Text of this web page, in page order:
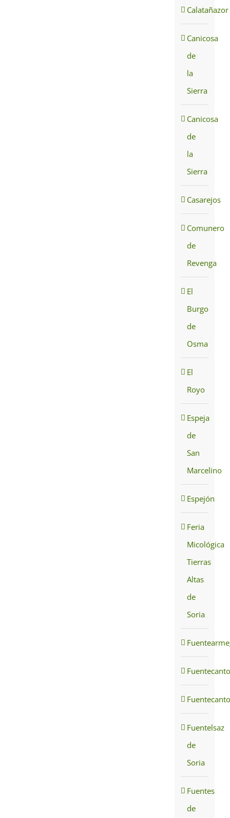
Calatañazor
Canicosa
de
la
Sierra
Canicosa
de
la
Sierra
Casarejos
Comunero
de
Revenga
El
Burgo
de
Osma
El
Royo
Espeja
de
San
Marcelino
Espejón
Feria
Micológica
Tierras
Altas
de
Soria
Fuentelsaz
de
Soria
Fuentes
de